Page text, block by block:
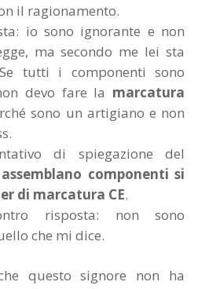
il ragionamento.
io sono ignorante e non
ma secondo me lei sta
tutti i componenti sono
devo fare la marcatura
sono un artigiano e non
di spiegazione del
componenti si
di marcatura CE.
risposta:
non sono
che mi dice.
questo signore non ha